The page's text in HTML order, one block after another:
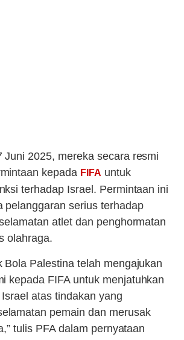
Juni 2025, mereka secara resmi
kepada FIFA untuk
terhadap Israel. Permintaan ini
pelanggaran serius terhadap
atlet dan penghormatan
olahraga.
Bola Palestina telah mengajukan
kepada FIFA untuk menjatuhkan
atas tindakan yang
pemain dan merusak
tulis PFA dalam pernyataan